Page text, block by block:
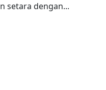
setara dengan...